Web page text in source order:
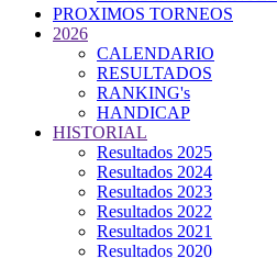
PROXIMOS TORNEOS
2026
CALENDARIO
RESULTADOS
RANKING's
HANDICAP
HISTORIAL
Resultados 2025
Resultados 2024
Resultados 2023
Resultados 2022
Resultados 2021
Resultados 2020